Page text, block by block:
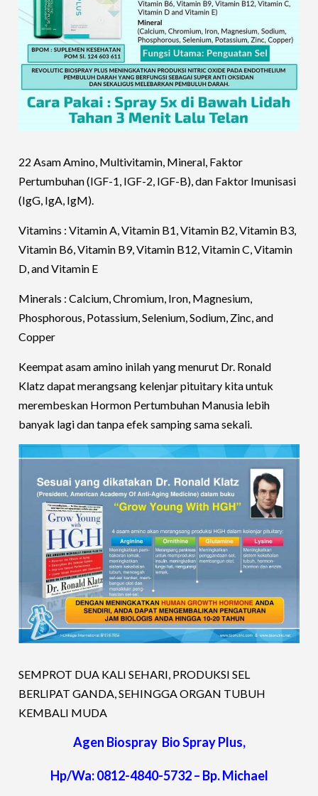
22 Asam Amino, Multivitamin, Mineral, Faktor
Pertumbuhan (IGF-1, IGF-2, IGF-B), dan Faktor Imunisasi
(IgG, IgA, IgM).
Vitamins : Vitamin A, Vitamin B1, Vitamin B2, Vitamin B3,
Vitamin B6, Vitamin B9, Vitamin B12, Vitamin C, Vitamin
D, and Vitamin E
Minerals : Calcium, Chromium, Iron, Magnesium,
Phosphorous, Potassium, Selenium, Sodium, Zinc, and
Copper
Keempat asam amino inilah yang menurut Dr. Ronald
Klatz dapat merangsang kelenjar pituitary kita untuk
merembeskan Hormon Pertumbuhan Manusia lebih
banyak lagi dan tanpa efek samping sama sekali.
SEMPROT DUA KALI SEHARI, PRODUKSI SEL
BERLIPAT GANDA, SEHINGGA ORGAN TUBUH
KEMBALI MUDA
Agen Biospray Bio Spray Plus,
Hp/Wa: 0812-4840-5732 – Bp. Michael